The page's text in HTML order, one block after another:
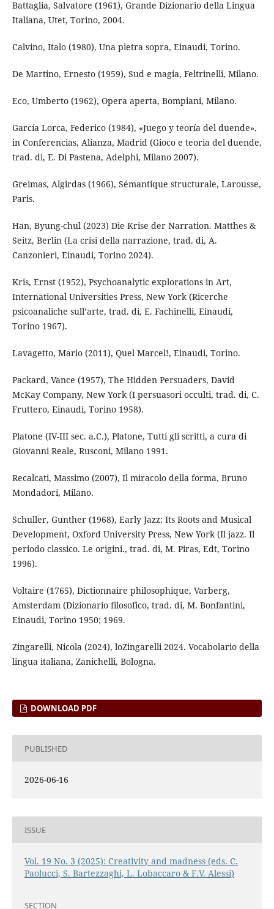
Battaglia, Salvatore (1961), Grande Dizionario della Lingua
Italiana, Utet, Torino, 2004.
Calvino, Italo (1980), Una pietra sopra, Einaudi, Torino.
De Martino, Ernesto (1959), Sud e magia, Feltrinelli, Milano.
Eco, Umberto (1962), Opera aperta, Bompiani, Milano.
García Lorca, Federico (1984), «Juego y teoría del duende»,
in Conferencias, Alianza, Madrid (Gioco e teoria del duende,
trad. di, E. Di Pastena, Adelphi, Milano 2007).
Greimas, Algirdas (1966), Sémantique structurale, Larousse,
Paris.
Han, Byung-chul (2023) Die Krise der Narration. Matthes &
Seitz, Berlin (La crisi della narrazione, trad. di, A.
Canzonieri, Einaudi, Torino 2024).
Kris, Ernst (1952), Psychoanalytic explorations in Art,
International Universities Press, New York (Ricerche
psicoanaliche sull’arte, trad. di, E. Fachinelli, Einaudi,
Torino 1967).
Lavagetto, Mario (2011), Quel Marcel!, Einaudi, Torino.
Packard, Vance (1957), The Hidden Persuaders, David
McKay Company, New York (I persuasori occulti, trad. di, C.
Fruttero, Einaudi, Torino 1958).
Platone (IV-III sec. a.C.), Platone, Tutti gli scritti, a cura di
Giovanni Reale, Rusconi, Milano 1991.
Recalcati, Massimo (2007), Il miracolo della forma, Bruno
Mondadori, Milano.
Schuller, Gunther (1968), Early Jazz: Its Roots and Musical
Development, Oxford University Press, New York (Il jazz. Il
periodo classico. Le origini., trad. di, M. Piras, Edt, Torino
1996).
Voltaire (1765), Dictionnaire philosophique, Varberg,
Amsterdam (Dizionario filosofico, trad. di, M. Bonfantini,
Einaudi, Torino 1950; 1969.
Zingarelli, Nicola (2024), loZingarelli 2024. Vocabolario della
lingua italiana, Zanichelli, Bologna.
DOWNLOAD PDF
PUBLISHED
2026-06-16
ISSUE
Vol. 19 No. 3 (2025): Creativity and madness (eds. C.
Paolucci, S. Bartezzaghi, L. Lobaccaro & F.V. Alessi)
SECTION